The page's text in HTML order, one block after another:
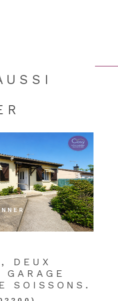
DEUX
GARAGE
SOISSONS.
BIEN